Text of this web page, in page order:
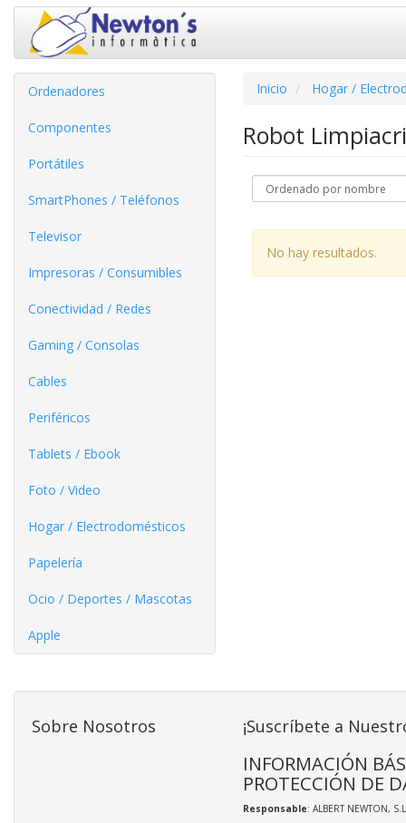
Ordenadores
Componentes
Portátiles
SmartPhones / Teléfonos
Televisor
Impresoras / Consumibles
Conectividad / Redes
Gaming / Consolas
Cables
Periféricos
Tablets / Ebook
Foto / Video
Hogar / Electrodomésticos
Papelería
Ocio / Deportes / Mascotas
Apple
Inicio Hogar /
Robot
No hay resultados.
Sobre Nosotros ¡Suscríbete a
INFORMACIÓN
PROTECCIÓN DE
Responsable: ALBERT NEWTON,